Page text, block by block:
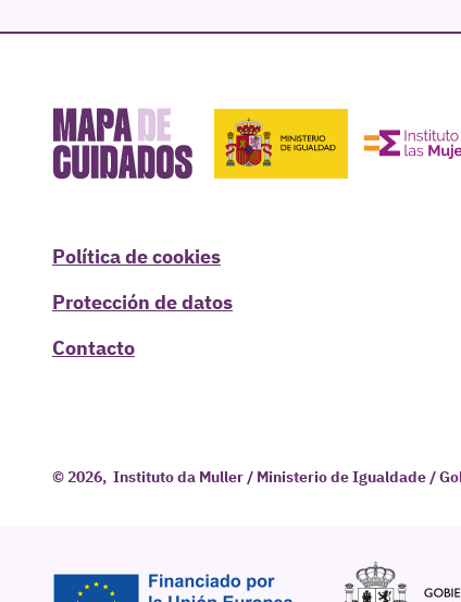
Política de cookies
Protección de datos
Contacto
© 2026, Instituto da Muller / Ministerio de Igualdade /